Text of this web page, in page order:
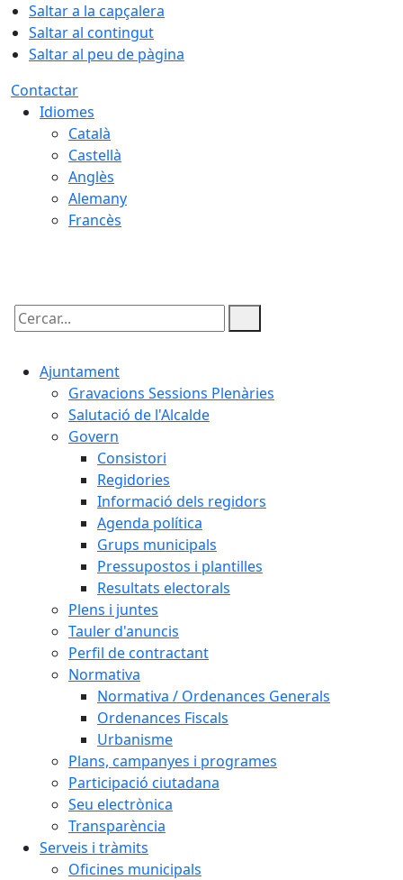
Saltar a la capçalera
Saltar al contingut
Saltar al peu de pàgina
Contactar
Idiomes
Català
Castellà
Anglès
Alemany
Francès
Cercar:
Ajuntament
Gravacions Sessions Plenàries
Salutació de l'Alcalde
Govern
Consistori
Regidories
Informació dels regidors
Agenda política
Grups municipals
Pressupostos i plantilles
Resultats electorals
Plens i juntes
Tauler d'anuncis
Perfil de contractant
Normativa
Normativa / Ordenances Generals
Ordenances Fiscals
Urbanisme
Plans, campanyes i programes
Participació ciutadana
Seu electrònica
Transparència
Serveis i tràmits
Oficines municipals